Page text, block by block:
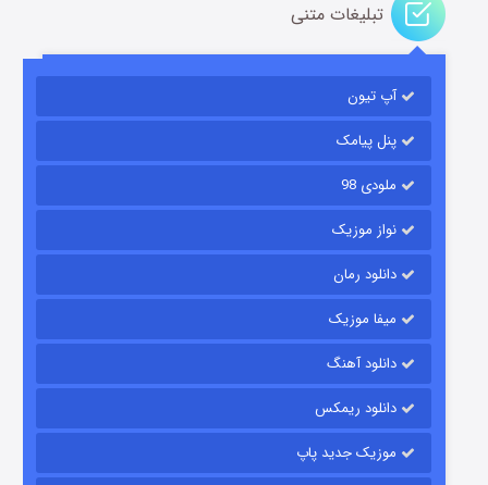
باب اسفنجی فصل ۱۷
قسمت
تبلیغات متنی
آپ تیون
پنل پیامک
ملودی 98
نواز موزیک
دانلود رمان
میفا موزیک
دانلود آهنگ
دانلود ریمکس
موزیک جدید پاپ